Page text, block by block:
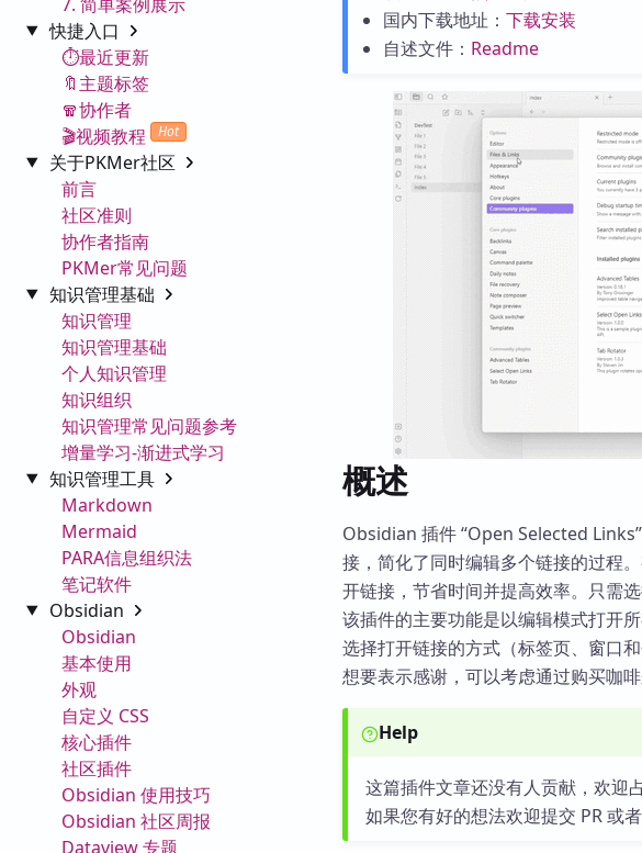
快捷入口
⏱️最近更新
🔖主题标签
🧣协作者
🎬视频教程
Hot
关于PKMer社区
前言
社区准则
协作者指南
PKMer常见问题
知识管理基础
知识管理
知识管理基础
个人知识管理
知识组织
知识管理常见问题参考
增量学习-渐进式学习
知识管理工具
Markdown
Mermaid
PARA信息组织法
笔记软件
Obsidian
Obsidian
基本使用
外观
自定义 CSS
核心插件
社区插件
Obsidian 使用技巧
Obsidian 社区周报
Dataview 专题
国内下载地址： 下载安装
自述文件： Readme
概述
Obsidian 插件 “Open Selected
接，简化了同时编辑多个链接的过程
开链接，节省时间并提高效率。只需
该插件的主要功能是以编辑模式打开
选择打开链接的方式（标签页、窗口
想要表示感谢，可以考虑通过购买咖啡
Help
这篇插件文章还没有人贡献，欢迎
如果您有好的想法欢迎提交 PR 或者